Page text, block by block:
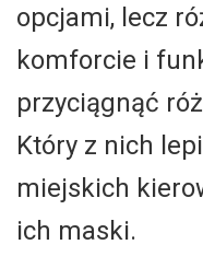
opcjami, lecz
komforcie i
przyciągnąć
Który z nich
miejskich
ich maski.